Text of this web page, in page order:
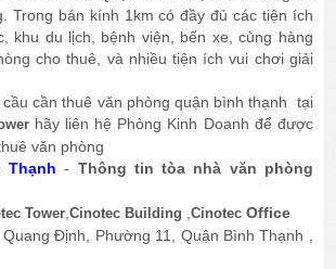
Trong bán kính 1km có đầy đủ các tiện ích
khu du lịch, bệnh viện, bến xe, cùng hàng
cho thuê, và nhiều tiện ích vui chơi giải
cần thuê văn phòng quận bình thạnh tại
hãy liên hệ Phòng Kinh Doanh để được
văn phòng
Thạnh - Thông tin tòa nhà văn phòng
Tower,Cinotec Building ,Cinotec Office
Quang Định, Phường 11, Quận Bình Thạnh ,